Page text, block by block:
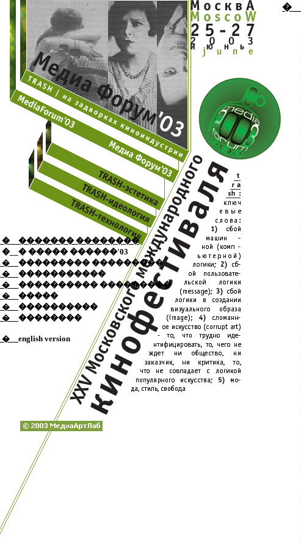
�__������� ��������
�__� ����� ������'03
�
��������� ���������
�
�����������
�
���������� ���������
�
�����
�
����������
�
��������
� english version
�